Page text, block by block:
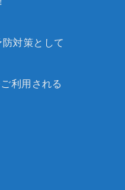
対策として
利用される